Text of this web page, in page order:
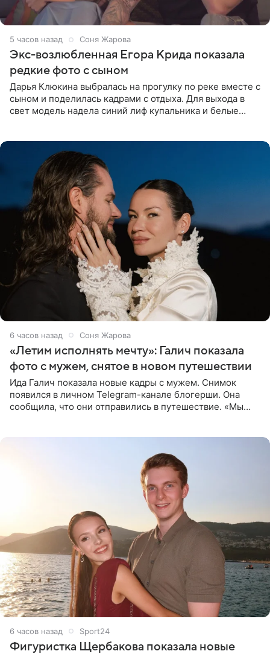
5 часов назад Соня Жарова
Экс-возлюбленная Егора Крида показала
редкие фото с сыном
Дарья Клюкина выбралась на прогулку по реке вместе с
сыном и поделилась кадрами с отдыха. Для выхода в
свет модель надела синий лиф купальника и белые
6 часов назад Соня Жарова
«Летим исполнять мечту»: Галич показала
фото с мужем, снятое в новом путешествии
Ида Галич показала новые кадры с мужем. Снимок
появился в личном Telegram-канале блогерши. Она
сообщила, что они отправились в путешествие. «Мы
6 часов назад Sport24
Фигуристка Щербакова показала новые